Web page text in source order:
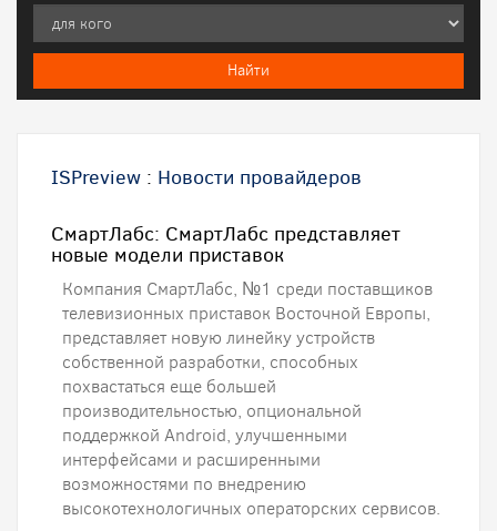
ISPreview : Новости провайдеров
СмартЛабс: СмартЛабс представляет
новые модели приставок
Компания СмартЛабс, №1 среди поставщиков
телевизионных приставок Восточной Европы,
представляет новую линейку устройств
собственной разработки, способных
похвастаться еще большей
производительностью, опциональной
поддержкой Android, улучшенными
интерфейсами и расширенными
возможностями по внедрению
высокотехнологичных операторских сервисов.